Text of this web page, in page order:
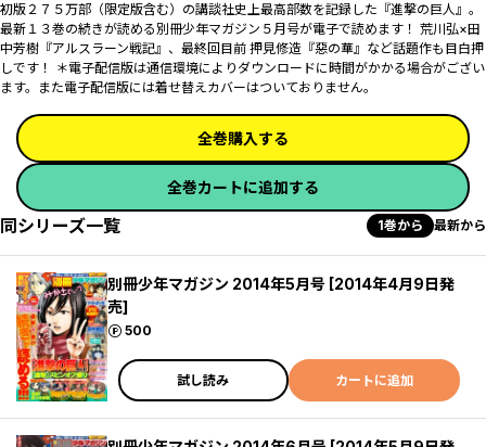
初版２７５万部（限定版含む）の講談社史上最高部数を記録した『進撃の巨人』。
最新１３巻の続きが読める別冊少年マガジン５月号が電子で読めます！ 荒川弘×田
中芳樹『アルスラーン戦記』、最終回目前 押見修造『惡の華』など話題作も目白押
しです！ ＊電子配信版は通信環境によりダウンロードに時間がかかる場合がござい
ます。また電子配信版には着せ替えカバーはついておりません。
全巻購入する
全巻カートに追加する
同シリーズ一覧 1巻から 最新から
別冊少年マガジン 2014年5月号 [2014年4月9日発
売]
500
ポイント
試し読み カートに追加